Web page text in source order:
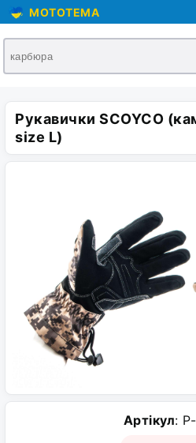
MOTOTEMA
Рукавички SCOYCO
size L)
Артікул: